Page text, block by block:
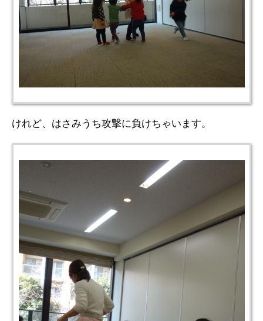
けれど、はさみうち攻撃に負けちゃいます。